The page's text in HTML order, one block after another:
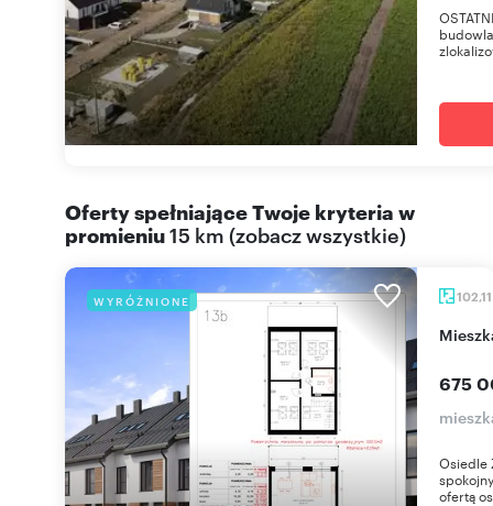
Oferty spełniające Twoje kryteria w
promieniu15 km (zobacz wszystkie)
WYRÓŻNIONE 102,11
675
Osiedle
ofertą